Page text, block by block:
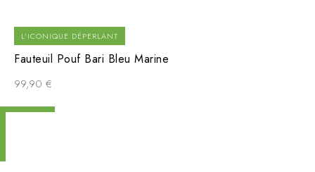
L'ICONIQUE DÉPERLANT
Fauteuil Pouf Bari Bleu Marine
99,90 €